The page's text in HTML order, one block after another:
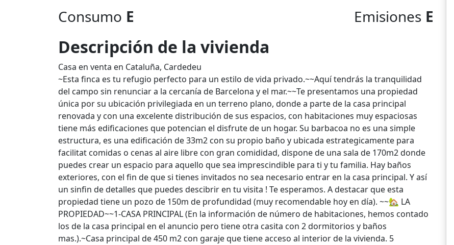
Consumo E Emisiones E
Descripción de la vivienda
Casa en venta en Cataluña, Cardedeu
~Esta finca es tu refugio perfecto para un estilo de vida privado.~~Aquí tendrás la tranquilidad
del campo sin renunciar a la cercanía de Barcelona y el mar.~~Te presentamos una propiedad
única por su ubicación privilegiada en un terreno plano, donde a parte de la casa principal
renovada y con una excelente distribución de sus espacios, con habitaciones muy espaciosas
tiene más edificaciones que potencian el disfrute de un hogar. Su barbacoa no es una simple
estructura, es una edificación de 33m2 con su propio baño y ubicada estrategicamente para
facilitat comidas o cenas al aire libre con gran comididad, dispone de una sala de 170m2 donde
puedes crear un espacio para aquello que sea imprescindible para ti y tu familia. Hay baños
exteriores, con el fin de que si tienes invitados no sea necesario entrar en la casa principal. Y así
un sinfin de detalles que puedes descibrir en tu visita ! Te esperamos. A destacar que esta
propiedad tiene un pozo de 150m de profundidad (muy recomendable hoy en día). ~~🏡 LA
PROPIEDAD~~1-CASA PRINCIPAL (En la información de número de habitaciones, hemos contado
los de la casa principal en el anuncio pero tiene otra casita con 2 dormitorios y baños
mas.).~Casa principal de 450 m2 con garaje que tiene acceso al interior de la vivienda. 5